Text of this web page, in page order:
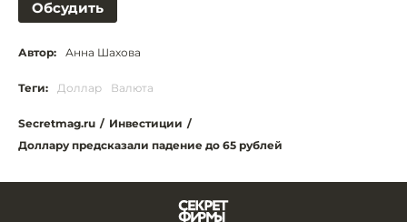
Обсудить
Автор: Анна Шахова
Теги: Доллар Валюта
Secretmag.ru / Инвестиции /
Доллару предсказали падение до 65 рублей